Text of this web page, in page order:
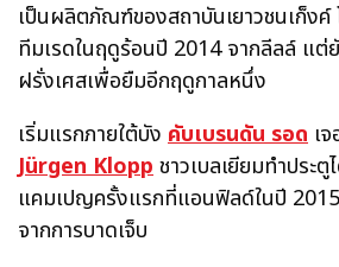
เป็นผลิตภัณฑ์ของสถาบันเยาวชนเก็งค์
ทีมเรดในฤดูร้อนปี 2014 จากลีลล์ แ
ฝรั่งเศสเพื่อยืมอีกฤดูกาลหนึ่ง
เริ่มแรกภายใต้บัง คับเบรนดัน รอด เ
Jürgen Kloppชาวเบลเยียมทำประ
แคมเปญครั้งแรกที่แอนฟิลด์ในปี
จากการบาดเจ็บ